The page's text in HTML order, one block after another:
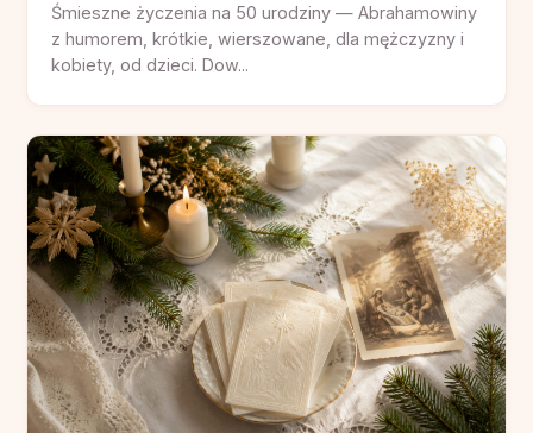
Śmieszne życzenia na 50 urodziny — Abrahamowiny
z humorem, krótkie, wierszowane, dla mężczyzny i
kobiety, od dzieci. Dow...